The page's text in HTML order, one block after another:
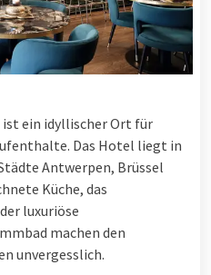
ist ein idyllischer Ort für
Das Hotel liegt in
Antwerpen, Brüssel
Küche, das
luxuriöse
machen den
unvergesslich.